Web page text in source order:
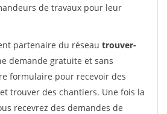
de travaux pour leur
partenaire du réseau trouver-
demande gratuite et sans
formulaire pour recevoir des
trouver des chantiers. Une fois la
recevrez des demandes de